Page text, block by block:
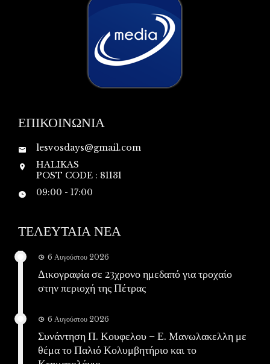
ΕΠΙΚΟΙΝΩΝΙΑ
lesvosdays@gmail.com
HALIKAS
POST CODE : 81131
09:00 - 17:00
ΤΕΛΕΥΤΑΙΑ ΝΕΑ
6 Αυγούστου 2026
Δικογραφία σε 23χρονο ημεδαπό για τροχαίο
στην περιοχή της Πέτρας
6 Αυγούστου 2026
Συνάντηση Π. Κουφελου – Ε. Μανωλακελλη με
θέμα το Παλιό Κολυμβητήριο και το